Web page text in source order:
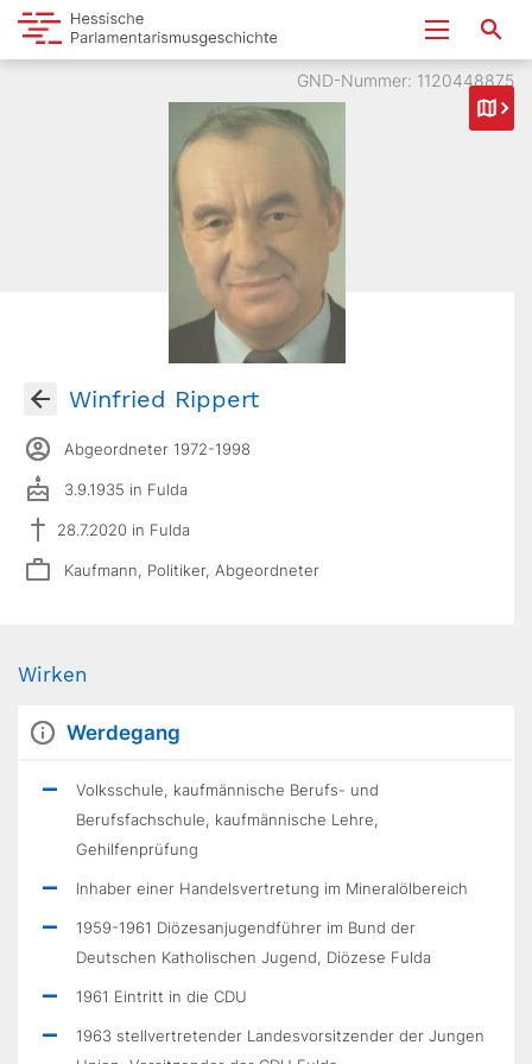
GND-Nummer: 1120448875
Winfried Rippert
Abgeordneter 1972-1998
3.9.1935 in Fulda
28.7.2020 in Fulda
Kaufmann, Politiker, Abgeordneter
Wirken
Werdegang
Volksschule, kaufmännische Berufs- und
Berufsfachschule, kaufmännische Lehre,
Gehilfenprüfung
Inhaber einer Handelsvertretung im Mineralölbereich
1959-1961 Diözesanjugendführer im Bund der
Deutschen Katholischen Jugend, Diözese Fulda
1961 Eintritt in die CDU
1963 stellvertretender Landesvorsitzender der Jungen